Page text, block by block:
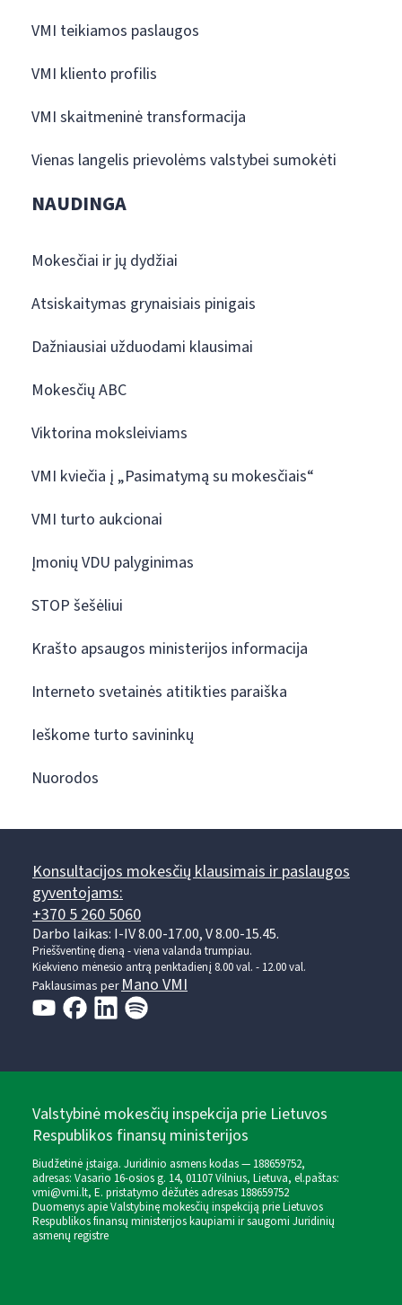
VMI teikiamos paslaugos
VMI kliento profilis
VMI skaitmeninė transformacija
Vienas langelis prievolėms valstybei sumokėti
NAUDINGA
Mokesčiai ir jų dydžiai
Atsiskaitymas grynaisiais pinigais
Dažniausiai užduodami klausimai
Mokesčių ABC
Viktorina moksleiviams
VMI kviečia į „Pasimatymą su mokesčiais“
VMI turto aukcionai
Įmonių VDU palyginimas
STOP šešėliui
Krašto apsaugos ministerijos informacija
Interneto svetainės atitikties paraiška
Ieškome turto savininkų
Nuorodos
Konsultacijos mokesčių klausimais ir paslaugos
gyventojams:
+370 5 260 5060
Darbo laikas: I-IV 8.00-17.00, V 8.00-15.45.
Prieššventinę dieną - viena valanda trumpiau.
Kiekvieno mėnesio antrą penktadienį 8.00 val. - 12.00 val.
Paklausimas perMano VMI
Valstybinė mokesčių inspekcija prie Lietuvos
Respublikos finansų ministerijos
Biudžetinė įstaiga. Juridinio asmens kodas — 188659752,
adresas: Vasario 16-osios g. 14, 01107 Vilnius, Lietuva, el.paštas:
vmi@vmi.lt, E. pristatymo dėžutės adresas 188659752
Duomenys apie Valstybinę mokesčių inspekciją prie Lietuvos
Respublikos finansų ministerijos kaupiami ir saugomi Juridinių
asmenų registre